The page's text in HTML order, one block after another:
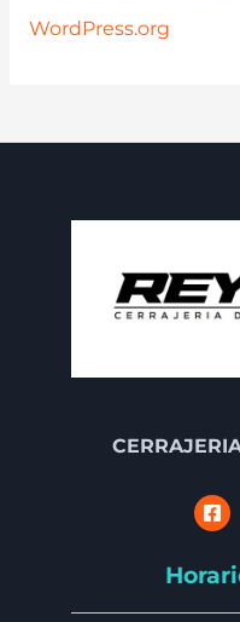
WordPress.org